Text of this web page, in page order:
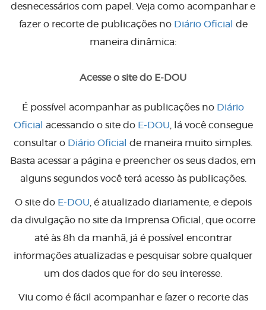
desnecessários com papel. Veja como acompanhar e
fazer o recorte de publicações no Diário Oficial
de
maneira dinâmica:
Acesse o site do E-DOU
É possível acompanhar as publicações no Diário
Oficial
acessando o site do E-DOU , lá você consegue
consultar o Diário Oficial
de maneira muito simples.
Basta acessar a página e preencher os seus dados, em
alguns segundos você terá acesso às publicações.
O site do E-DOU , é atualizado diariamente, e depois
da divulgação no site da Imprensa Oficial, que ocorre
até às 8h da manhã, já é possível encontrar
informações atualizadas e pesquisar sobre qualquer
um dos dados que for do seu interesse.
Viu como é fácil acompanhar e fazer o recorte das